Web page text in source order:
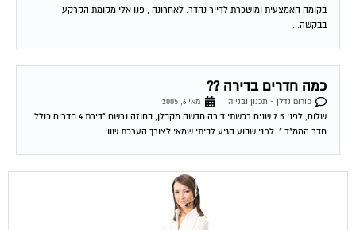
בקומה האמצעית ומושכרת לדייר נהדר. לאחרונה , פנו אלי מקומת הקרקע
בבקשה...
כמה חדרים בדירה ??
פורום נדלן - תכנון ובנייה
מאי 6, 2005
שלום, לפני 7.5 שנים רכשתי דירה חדשה מקבלן, בחוזה נרשם "דירת 4 חדרים כולל
חדר הממ"ד ". לפני שבוע הגיע לביתי שמאי לצורך הערכת שווי...